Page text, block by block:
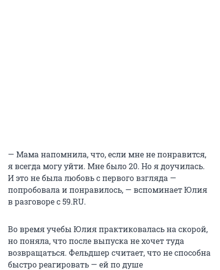
— Мама напомнила, что, если мне не понравится,
я всегда могу уйти. Мне было 20. Но я доучилась.
И это не была любовь с первого взгляда —
попробовала и понравилось, — вспоминает Юлия
в разговоре с 59.RU.
Во время учебы Юлия практиковалась на скорой,
но поняла, что после выпуска не хочет туда
возвращаться. Фельдшер считает, что не способна
быстро реагировать — ей по душе